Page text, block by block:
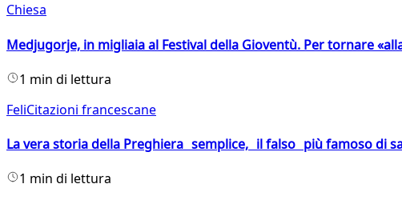
Chiesa
Medjugorje, in migliaia al Festival della Gioventù. Per tornare
1 min di lettura
FeliCitazioni francescane
La vera storia della Preghiera semplice, il falso più famoso di
1 min di lettura